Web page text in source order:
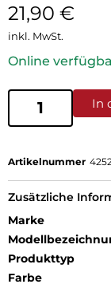
21,90 €
inkl. MwSt.
Online
In
Artikelnummer
Zusätzliche
Marke
Produkttyp
Farbe